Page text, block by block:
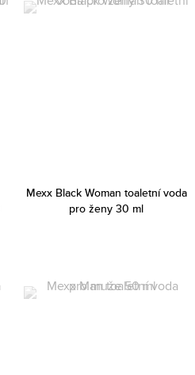
Mexx Black Woman toaletní voda
pro ženy 30 ml